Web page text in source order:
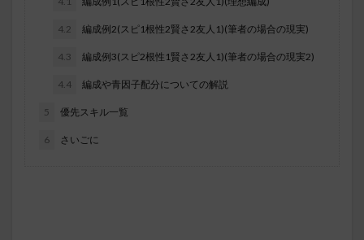
4.2 編成例2(スピ1根性2賢さ2友人1)(筆者の場合の現実)
4.3 編成例3(スピ2根性1賢さ2友人1)(筆者の場合の現実2)
4.4 編成や青因子配分についての解説
5 優先スキル一覧
6 さいごに